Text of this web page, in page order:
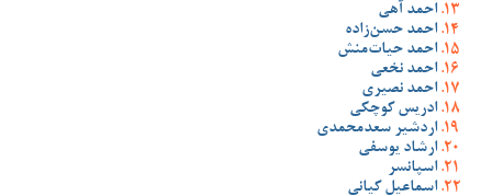
احمد آهی
احمد حسن‌زاده
احمد حیات‌منش
احمد نخعی
احمد نصیری
ادریس کوچکی
اردشیر سعدمحمدی
ارشاد یوسفی
اسپانسر
اسماعیل کیانی